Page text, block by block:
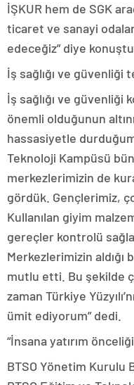
İŞKUR hem de SGK
ticaret ve sanayi
edeceğiz” diye konuştu.
İş sağlığı ve
İş sağlığı ve güvenliği
önemli olduğunun
hassasiyetle
Teknoloji Kampüsü
merkezlerimizin de
gördük. Gençlerimiz,
Kullanılan giyim
gereçler kontrolü
Merkezlerimizin
mutlu etti. Bu şekilde
zaman Türkiye
ümit ediyorum” dedi.
“İnsana yatırım
BTSO Yönetim Kurulu